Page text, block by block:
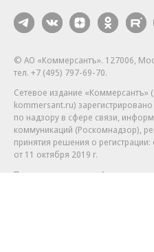
© АО «Коммерсантъ». 127006,
тел. +7 (495) 797-69-70.
Сетевое издание «Коммерсантъ»
kommersant.ru)
по надзору в сфере связи,
коммуникаций (Роскомнадзор),
принятия решения о регистрации:
от 11 октября 2019 г.
Партнерские проекты/материалы,